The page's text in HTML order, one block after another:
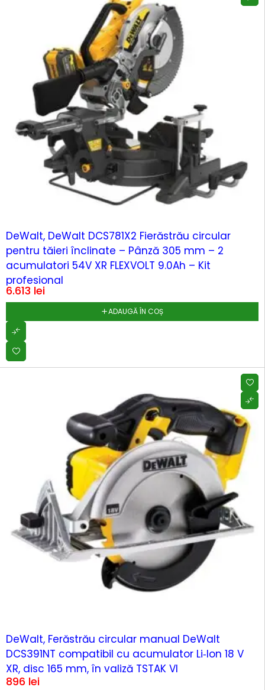
DeWalt, DeWalt DCS781X2 Fierăstrău circular
pentru tăieri înclinate – Pânză 305 mm – 2
acumulatori 54V XR FLEXVOLT 9.0Ah – Kit
profesional
6.613 lei
ADAUGĂ ÎN COȘ
DeWalt, Ferăstrău circular manual DeWalt
DCS391NT compatibil cu acumulator Li‑Ion 18 V
XR, disc 165 mm, în valiză TSTAK VI
896 lei